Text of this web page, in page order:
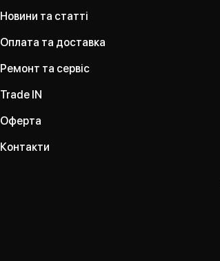
Новини та статті
Оплата та доставка
Ремонт та сервіс
Trade IN
Оферта
Контакти